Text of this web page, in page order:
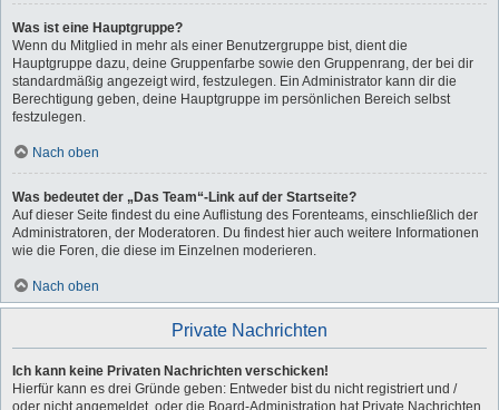
Was ist eine Hauptgruppe?
Wenn du Mitglied in mehr als einer Benutzergruppe bist, dient die
Hauptgruppe dazu, deine Gruppenfarbe sowie den Gruppenrang, der bei dir
standardmäßig angezeigt wird, festzulegen. Ein Administrator kann dir die
Berechtigung geben, deine Hauptgruppe im persönlichen Bereich selbst
festzulegen.
Nach oben
Was bedeutet der „Das Team“-Link auf der Startseite?
Auf dieser Seite findest du eine Auflistung des Forenteams, einschließlich der
Administratoren, der Moderatoren. Du findest hier auch weitere Informationen
wie die Foren, die diese im Einzelnen moderieren.
Nach oben
Private Nachrichten
Ich kann keine Privaten Nachrichten verschicken!
Hierfür kann es drei Gründe geben: Entweder bist du nicht registriert und /
oder nicht angemeldet, oder die Board-Administration hat Private Nachrichten